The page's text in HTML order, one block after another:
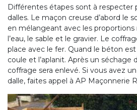
Différentes étapes sont à respecter
dalles. Le maçon creuse d’abord le
en mélangeant avec les
l’eau, le sable et le gravier. Le
place avec le fer. Quand le béton
coule et l’aplanit. Après un séchage
coffrage sera enlevé. Si vous avez
dalle, faites appel à AP Maçonnerie